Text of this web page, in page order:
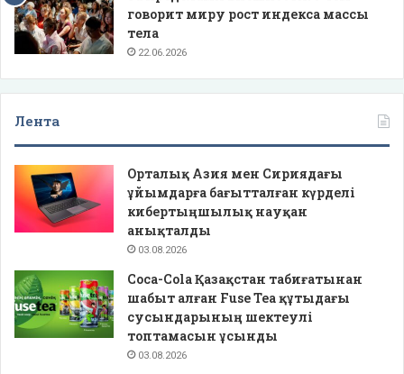
говорит миру рост индекса массы
тела
22.06.2026
Лента
Орталық Азия мен Сириядағы
ұйымдарға бағытталған күрделі
кибертыңшылық науқан
анықталды
03.08.2026
Coca-Cola Қазақстан табиғатынан
шабыт алған Fuse Tea құтыдағы
сусындарының шектеулі
топтамасын ұсынды
03.08.2026